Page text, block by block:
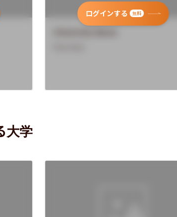
ログインする 無料
大学